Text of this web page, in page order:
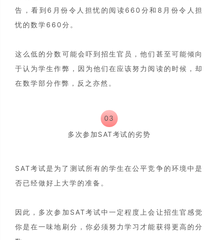
告，看到6月份令人担忧的阅读660分和8月份令人担
忧的数学660分。
这么低的分数可能会吓到招生官员，他们甚至可能倾向
于认为学生作弊，因为他们在应该努力阅读的时候，却
在数学部分作弊，反之亦然。
03
多次参加SAT考试的劣势
SAT考试是为了测试所有的学生在公平竞争的环境中是
否已经做好上大学的准备。
因此，多次参加SAT考试中一定程度上会让招生官感觉
你是在一味地刷分，你必须努力学习才能获得更高的分